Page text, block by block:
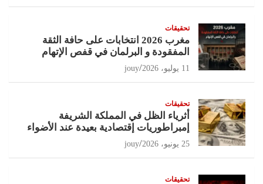
تحقيقات
مغرب 2026 انتخابات على حافة الثقة
المفقودة و البرلمان في قفص الإتهام
11 يوليو، 2026 jouy
تحقيقات
أثرياء الظل في المملكة الشريفة
إمبراطوريات إقتصادية بعيدة عند الأضواء
25 يونيو، 2026 jouy
تحقيقات